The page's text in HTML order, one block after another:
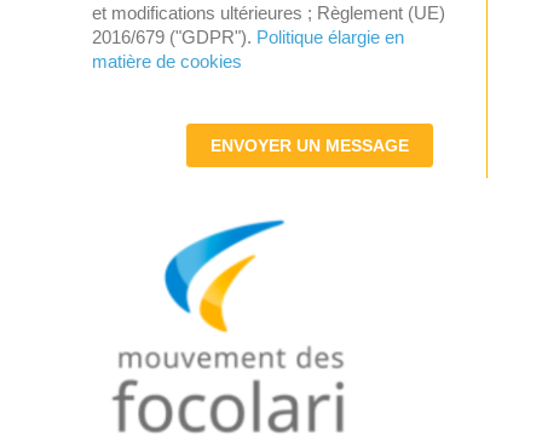
et modifications ultérieures ; Règlement (UE)
2016/679 ("GDPR"). Politique élargie en
matière de cookies
ENVOYER UN MESSAGE